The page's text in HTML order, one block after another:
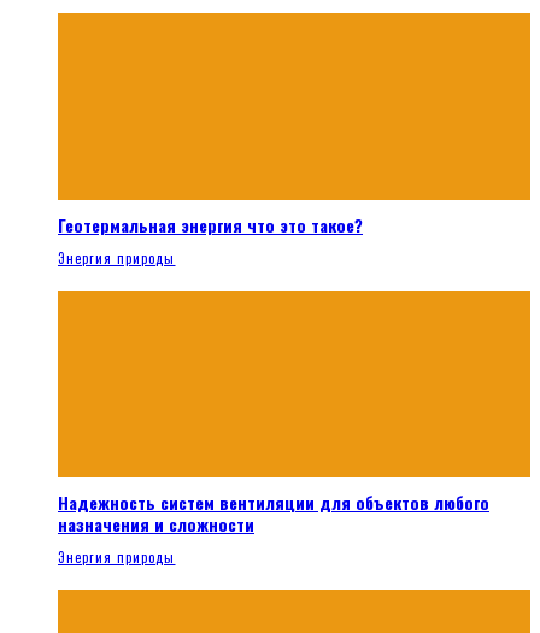
Геотермальная энергия что это такое?
Энергия природы
Надежность систем вентиляции для объектов любого
назначения и сложности
Энергия природы